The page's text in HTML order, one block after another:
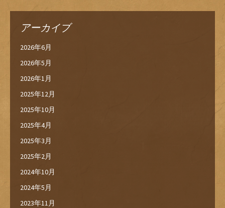
アーカイブ
2026年6月
2026年5月
2026年1月
2025年12月
2025年10月
2025年4月
2025年3月
2025年2月
2024年10月
2024年5月
2023年11月